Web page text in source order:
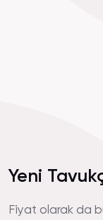
Yeni
Fiyat olarak da